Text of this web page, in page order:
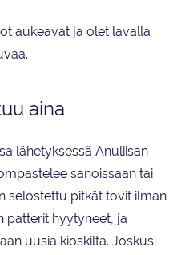
aukeavat ja olet lavalla
aina
lähetyksessä Anuliisan
sanoissaan tai
selostettu pitkät tovit ilman
patterit hyytyneet, ja
uusia kioskilta. Joskus